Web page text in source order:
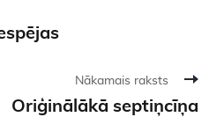
Nākamais raksts
Oriģinālākā septiņcīņa